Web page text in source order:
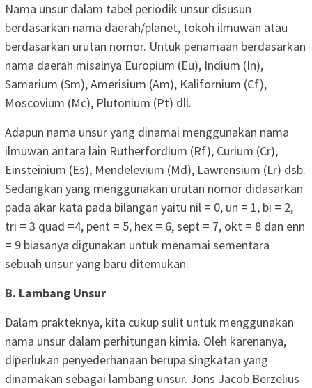
Nama unsur dalam tabel periodik unsur disusun
berdasarkan nama daerah/planet, tokoh ilmuwan atau
berdasarkan urutan nomor. Untuk penamaan berdasarkan
nama daerah misalnya Europium (Eu), Indium (In),
Samarium (Sm), Amerisium (Am), Kalifornium (Cf),
Moscovium (Mc), Plutonium (Pt) dll.
Adapun nama unsur yang dinamai menggunakan nama
ilmuwan antara lain Rutherfordium (Rf), Curium (Cr),
Einsteinium (Es), Mendelevium (Md), Lawrensium (Lr) dsb.
Sedangkan yang menggunakan urutan nomor didasarkan
pada akar kata pada bilangan yaitu nil = 0, un = 1, bi = 2,
tri = 3 quad =4, pent = 5, hex = 6, sept = 7, okt = 8 dan enn
= 9 biasanya digunakan untuk menamai sementara
sebuah unsur yang baru ditemukan.
B. Lambang Unsur
Dalam prakteknya, kita cukup sulit untuk menggunakan
nama unsur dalam perhitungan kimia. Oleh karenanya,
diperlukan penyederhanaan berupa singkatan yang
dinamakan sebagai lambang unsur. Jons Jacob Berzelius